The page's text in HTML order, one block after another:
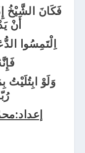
فَكَانَ الشَّيْخُ
أَنْ
اِلْتَمِسُوا
وَلَوْ ابِتُلَيْتُ